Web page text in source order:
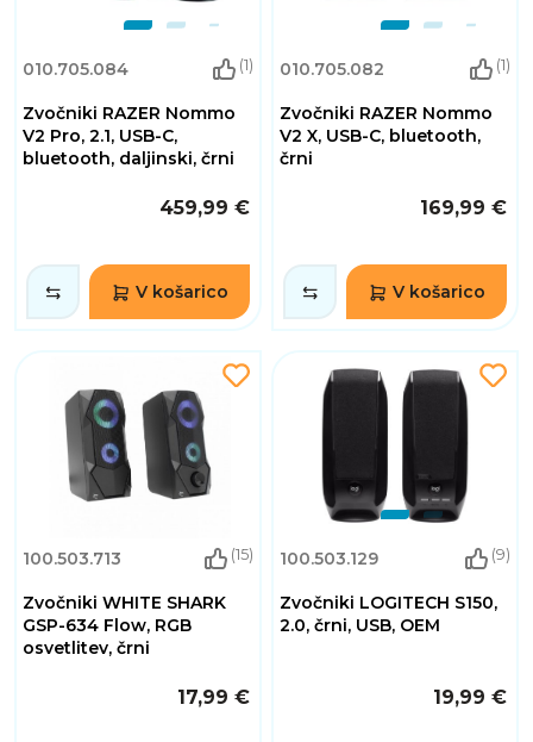
010.705.084 (1)
Zvočniki RAZER Nommo
V2 Pro, 2.1, USB-C,
bluetooth, daljinski, črni
459,99 €
V košarico
010.705.082 (1)
Zvočniki RAZER Nommo
V2 X, USB-C, bluetooth,
črni
169,99 €
V košarico
100.503.713 (15)
Zvočniki WHITE SHARK
GSP-634 Flow, RGB
osvetlitev, črni
17,99 €
100.503.129 (9)
Zvočniki LOGITECH S150,
2.0, črni, USB, OEM
19,99 €